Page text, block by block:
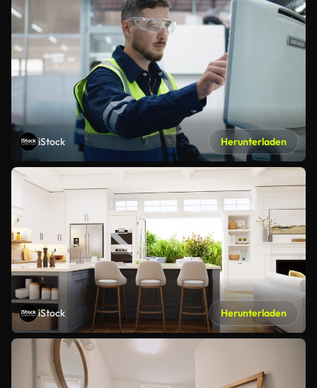
iStock Herunterladen
iStock Herunterladen